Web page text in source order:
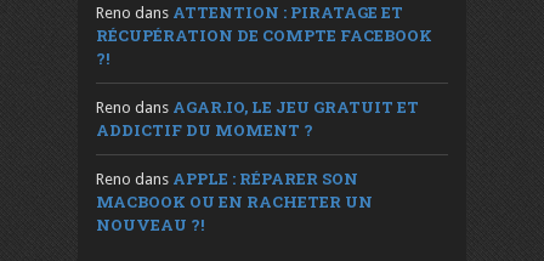
Reno dans ATTENTION : PIRATAGE ET
RÉCUPÉRATION DE COMPTE FACEBOOK
?!
Reno dans AGAR.IO, LE JEU GRATUIT ET
ADDICTIF DU MOMENT ?
Reno dans APPLE : RÉPARER SON
MACBOOK OU EN RACHETER UN
NOUVEAU ?!